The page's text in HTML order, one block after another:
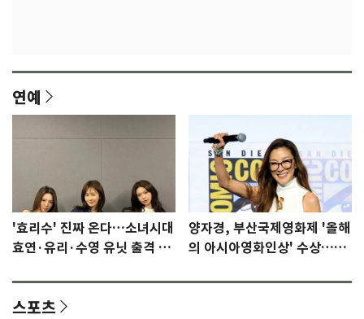
연예
'효리수' 진짜 온다…소녀시대
효연·유리·수영 유닛 출격 [N
양자경, 부산국제영화제 '올해
의 아시아영화인상' 수상…15
스포츠